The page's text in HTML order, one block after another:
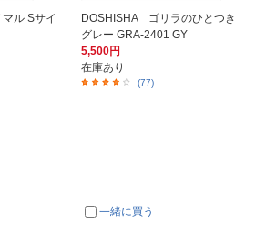
ル Sサイ
DOSHISHA ゴリラのひとつき
グレー GRA-2401 GY
5,500円
在庫あり
(77)
一緒に買う